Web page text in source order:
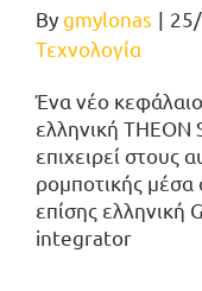
Bygmylonas |
Τεχνολογία
Ένα νέο κεφάλαιο
ελληνική THEON
επιχειρεί στους
ρομποτικής μέσα
επίσης ελληνική
integrator